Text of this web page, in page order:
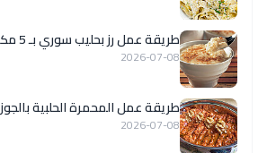
طريقة عمل رز بحليب سوري بـ 5 مكونات
2026-07-08
طريقة عمل المحمرة الحلبية بالجوز
2026-07-08